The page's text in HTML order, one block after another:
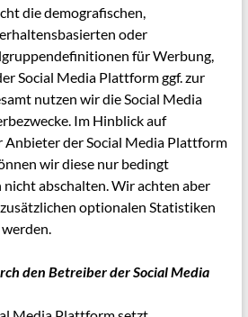
die demografischen,
oder
für Werbung,
Social Media Plattform ggf. zur
nutzen wir die Social Media
Im Hinblick auf
Anbieter der Social Media Plattform
wir diese nur bedingt
abschalten. Wir achten aber
optionalen Statistiken
den Betreiber der Social Media